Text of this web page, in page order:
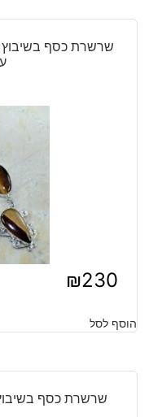
היה:
₪230.
הוא:
₪210.
שרשרת כסף בשיבוץ
₪230
הוסף לסל
שרשרת כסף בשיבוץ